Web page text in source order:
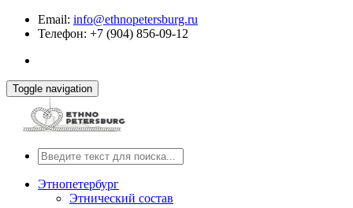
Email: info@ethnopetersburg.ru
Телефон: +7 (904) 856-09-12
Toggle navigation
Этнопетербург
Этнический состав